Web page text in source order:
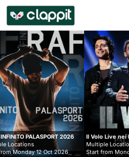
Clappit
biglietteria
2026
Il Volo Live nei Palasport 2026
Multiple Locations
Start from Monday 07 Dec 2026